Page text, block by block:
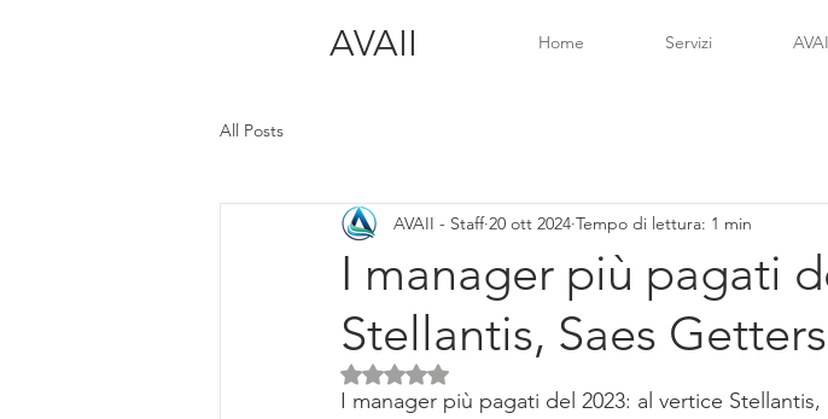
AVAII Home Servizi
All Posts
I manager più pagati
Stellantis, Saes
AVAII - Staff 20 ott 2024 Tempo di lettura: 1 min
Valutazione NaN stelle su 5.
I manager più pagati del 2023: al vertice Stellantis,